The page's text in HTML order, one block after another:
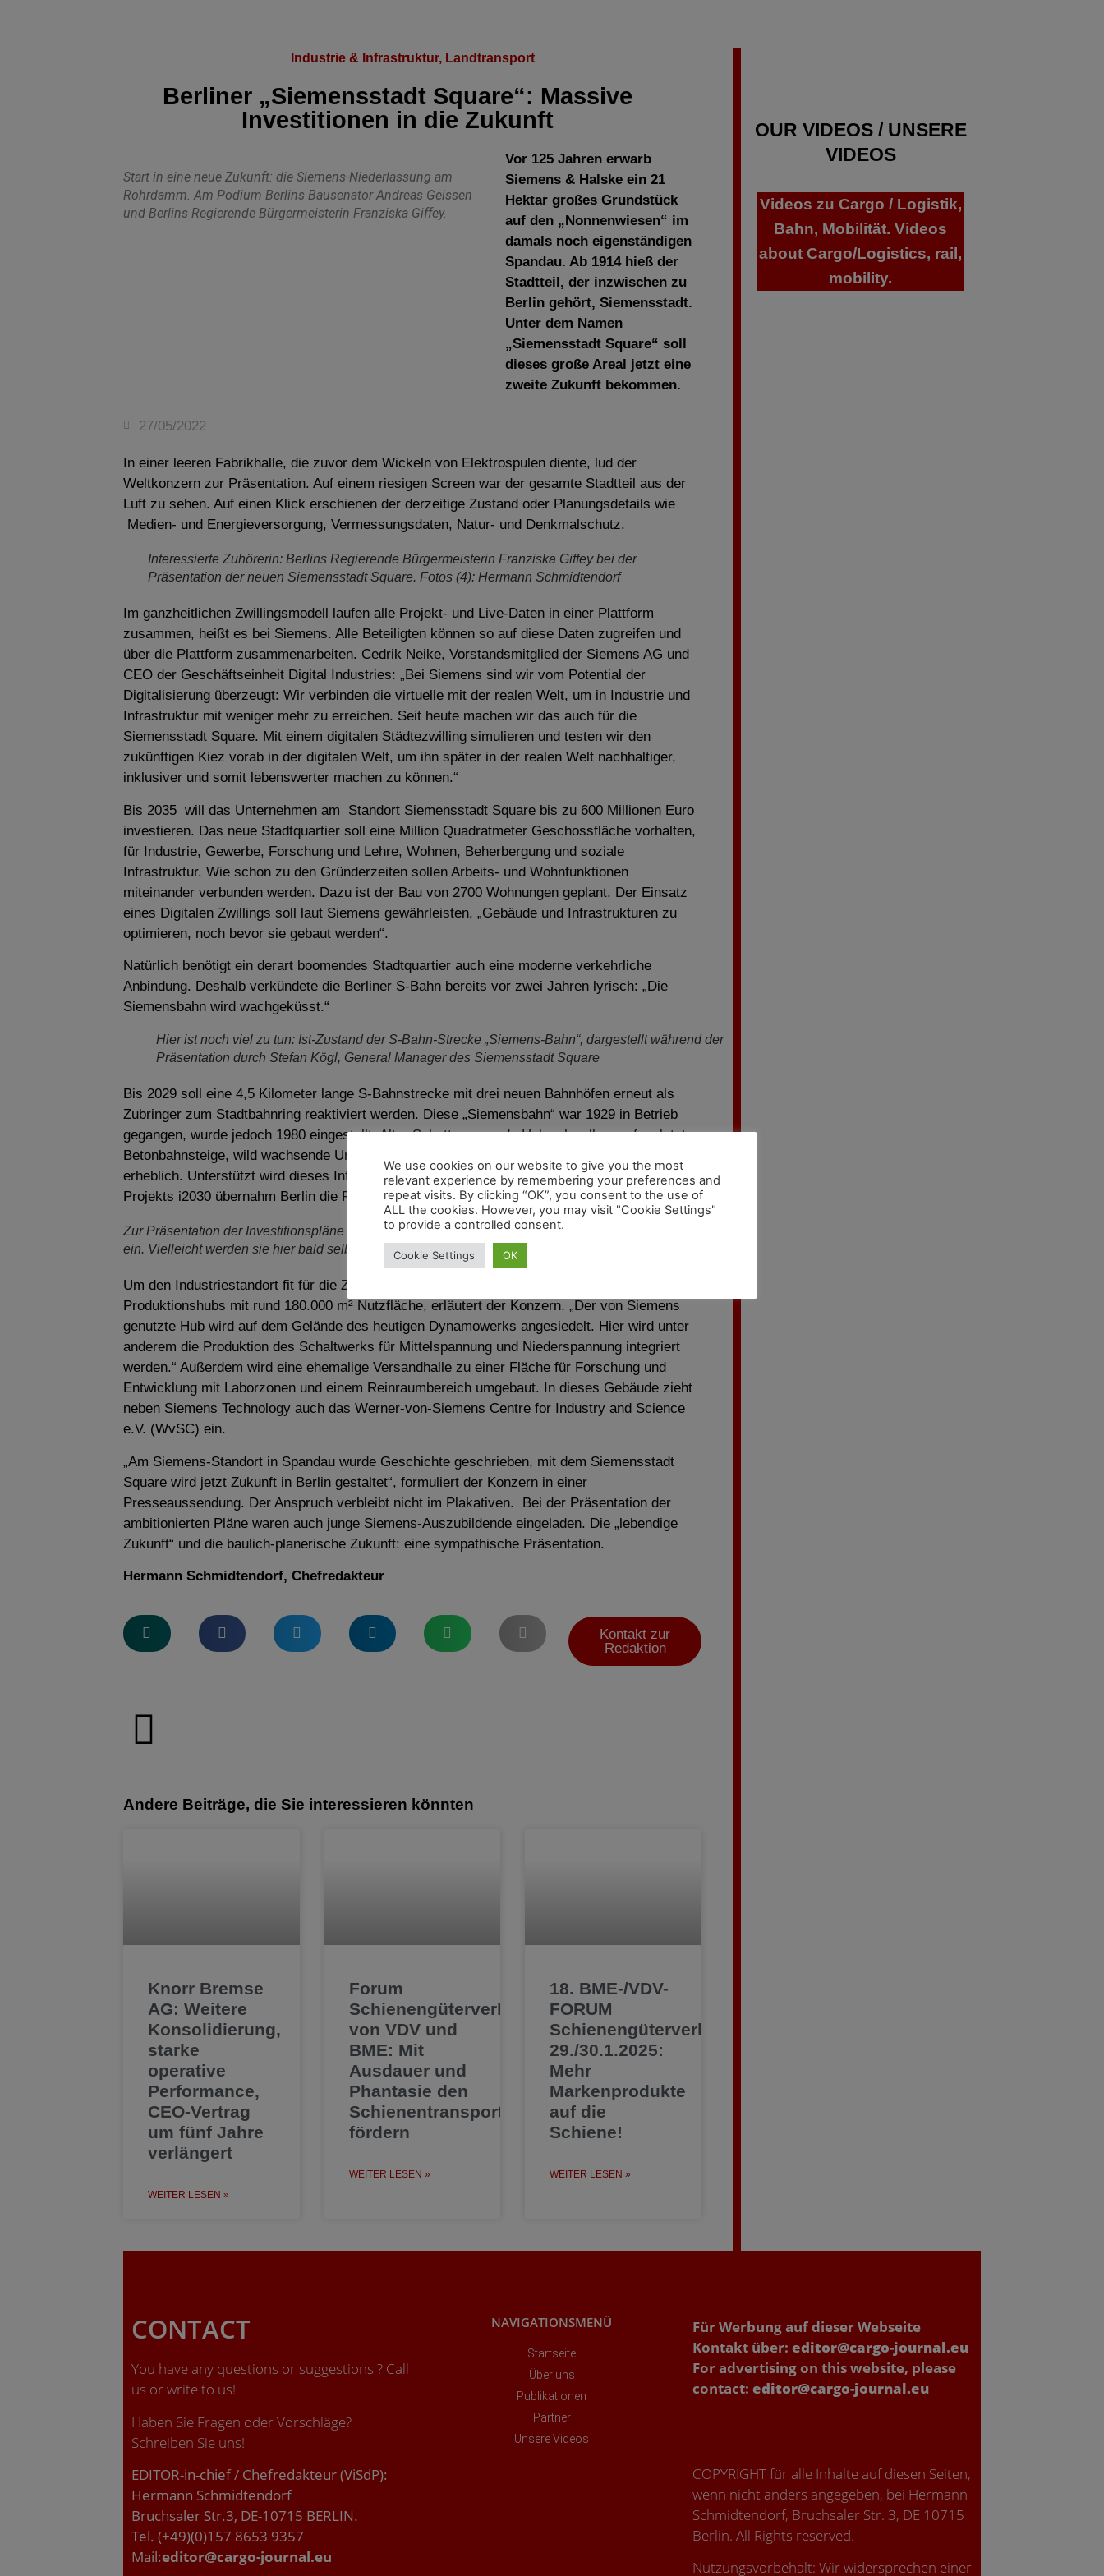
Industrie & Infrastruktur, Landtransport
Berliner „Siemensstadt Square“: Massive
Investitionen in die Zukunft
Start in eine neue Zukunft: die Siemens-Niederlassung am
Rohrdamm. Am Podium Berlins Bausenator Andreas Geissen
und Berlins Regierende Bürgermeisterin Franziska Giffey.
Vor 125 Jahren erwarb
Siemens & Halske ein 21
Hektar großes Grundstück
auf den „Nonnenwiesen“ im
damals noch eigenständigen
Spandau. Ab 1914 hieß der
Stadtteil, der inzwischen zu
Berlin gehört, Siemensstadt.
Unter dem Namen
„Siemensstadt Square“ soll
dieses große Areal jetzt eine
zweite Zukunft bekommen.
27/05/2022
In einer leeren Fabrikhalle, die zuvor dem Wickeln von Elektrospulen diente, lud der
Weltkonzern zur Präsentation. Auf einem riesigen Screen war der gesamte Stadtteil aus der
Luft zu sehen. Auf einen Klick erschienen der derzeitige Zustand oder Planungsdetails wie
Medien- und Energieversorgung, Vermessungsdaten, Natur- und Denkmalschutz.
Interessierte Zuhörerin: Berlins Regierende Bürgermeisterin Franziska Giffey bei der
Präsentation der neuen Siemensstadt Square. Fotos (4): Hermann Schmidtendorf
Im ganzheitlichen Zwillingsmodell laufen alle Projekt- und Live-Daten in einer Plattform
zusammen, heißt es bei Siemens. Alle Beteiligten können so auf diese Daten zugreifen und
über die Plattform zusammenarbeiten. Cedrik Neike, Vorstandsmitglied der Siemens AG und
CEO der Geschäftseinheit Digital Industries: „Bei Siemens sind wir vom Potential der
Digitalisierung überzeugt: Wir verbinden die virtuelle mit der realen Welt, um in Industrie und
Infrastruktur mit weniger mehr zu erreichen. Seit heute machen wir das auch für die
Siemensstadt Square. Mit einem digitalen Städtezwilling simulieren und testen wir den
zukünftigen Kiez vorab in der digitalen Welt, um ihn später in der realen Welt nachhaltiger,
inklusiver und somit lebenswerter machen zu können.“
Bis 2035 will das Unternehmen am Standort Siemensstadt Square bis zu 600 Millionen Euro
investieren. Das neue Stadtquartier soll eine Million Quadratmeter Geschossfläche vorhalten,
für Industrie, Gewerbe, Forschung und Lehre, Wohnen, Beherbergung und soziale
Infrastruktur. Wie schon zu den Gründerzeiten sollen Arbeits- und Wohnfunktionen
miteinander verbunden werden. Dazu ist der Bau von 2700 Wohnungen geplant. Der Einsatz
eines Digitalen Zwillings soll laut Siemens gewährleisten, „Gebäude und Infrastrukturen zu
optimieren, noch bevor sie gebaut werden“.
Natürlich benötigt ein derart boomendes Stadtquartier auch eine moderne verkehrliche
Anbindung. Deshalb verkündete die Berliner S-Bahn bereits vor zwei Jahren lyrisch: „Die
Siemensbahn wird wachgeküsst.“
Hier ist noch viel zu tun: Ist-Zustand der S-Bahn-Strecke „Siemens-Bahn“, dargestellt während der
Präsentation durch Stefan Kögl, General Manager des Siemensstadt Square
Bis 2029 soll eine 4,5 Kilometer lange S-Bahnstrecke mit drei neuen Bahnhöfen erneut als
Zubringer zum Stadtbahnring reaktiviert werden. Diese „Siemensbahn“ war 1929 in Betrieb
gegangen, wurde jedoch 1980 eingestellt. Alter Schotter, marode Holzschwellen, aufgeplatzte
Betonbahnsteige, wild wachsende Unkräuter und jede Menge Graffiti – der Arbeitsaufwand ist
erheblich. Unterstützt wird dieses Infrastrukturprojekt durch das Land Berlin. Im Rahmen des
Projekts i2030 übernahm Berlin die Finanzierung der Planungen.
Zur Präsentation der Investitionspläne in Berlin lud Siemens auch diese eigenen Auszubildenden
ein. Vielleicht werden sie hier bald selber einziehen?
Um den Industriestandort fit für die Zukunft zu machen, entstehen insgesamt zwei
Produktionshubs mit rund 180.000 m² Nutzfläche, erläutert der Konzern. „Der von Siemens
genutzte Hub wird auf dem Gelände des heutigen Dynamowerks angesiedelt. Hier wird unter
anderem die Produktion des Schaltwerks für Mittelspannung und Niederspannung integriert
werden.“ Außerdem wird eine ehemalige Versandhalle zu einer Fläche für Forschung und
Entwicklung mit Laborzonen und einem Reinraumbereich umgebaut. In dieses Gebäude zieht
neben Siemens Technology auch das Werner-von-Siemens Centre for Industry and Science
e.V. (WvSC) ein.
„Am Siemens-Standort in Spandau wurde Geschichte geschrieben, mit dem Siemensstadt
Square wird jetzt Zukunft in Berlin gestaltet“, formuliert der Konzern in einer
Presseaussendung. Der Anspruch verbleibt nicht im Plakativen. Bei der Präsentation der
ambitionierten Pläne waren auch junge Siemens-Auszubildende eingeladen. Die „lebendige
Zukunft“ und die baulich-planerische Zukunft: eine sympathische Präsentation.
Hermann Schmidtendorf, Chefredakteur
Kontakt zur
Redaktion
Andere Beiträge, die Sie interessieren könnten
Knorr Bremse
AG: Weitere
Konsolidierung,
starke
operative
Performance,
CEO-Vertrag
um fünf Jahre
verlängert
WEITER LESEN »
Forum
Schienengüterverkehr
von VDV und
BME: Mit
Ausdauer und
Phantasie den
Schienentransport
fördern
WEITER LESEN »
18. BME-/VDV-
FORUM
Schienengüterverkehr
29./30.1.2025:
Mehr
Markenprodukte
auf die
Schiene!
WEITER LESEN »
OUR VIDEOS / UNSERE
VIDEOS
Videos zu Cargo / Logistik,
Bahn, Mobilität. Videos
about Cargo/Logistics, rail,
mobility.
CONTACT
You have any questions or suggestions ? Call
us or write to us!
Haben Sie Fragen oder Vorschläge?
Schreiben Sie uns!
EDITOR-in-chief / Chefredakteur (ViSdP):
Hermann Schmidtendorf
Bruchsaler Str.3, DE-10715 BERLIN.
Tel. (+49)(0)157 8653 9357
Mail:editor@cargo-journal.eu
NAVIGATIONSMENÜ
Startseite
Über uns
Publikationen
Partner
Unsere Videos
Für Werbung auf dieser Webseite
Kontakt über: editor@cargo-journal.eu
For advertising on this website, please
contact: editor@cargo-journal.eu
COPYRIGHT für alle Inhalte auf diesen Seiten,
wenn nicht anders angegeben, bei Hermann
Schmidtendorf, Bruchsaler Str. 3, DE 10715
Berlin. All Rights reserved.
Nutzungsvorbehalt: Wir widersprechen einer
We use cookies on our website to give you the most
relevant experience by remembering your preferences and
repeat visits. By clicking “OK”, you consent to the use of
ALL the cookies. However, you may visit "Cookie Settings"
to provide a controlled consent.
Cookie Settings OK